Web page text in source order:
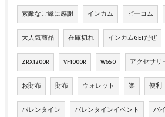
素敵なご縁に感謝 インカム ビーコム
大人気商品 在庫切れ インカムGETだぜ
ZRX1200R VF1000R W650 アクセサリ
お財布 財布 ウォレット 楽 便利
バレンタイン バレンタインイベント バ